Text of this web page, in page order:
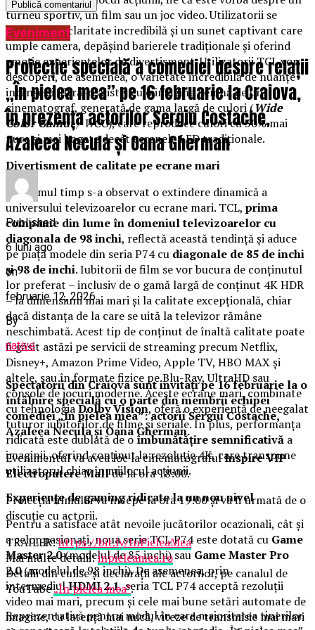
turneu sportiv, un film sau un joc video. Utilizatorii se
bucură de o claritate incredibilă și un sunet captivant care
umple camera, depășind barierele tradiționale și oferind
emoție experiențelor de divertisment. Utilizatorii TCL vor
descoperi, de asemenea, o varietate incredibilă de nuanțe
intense și ultra-realiste, cu o imagine demnă de un
cinematograf, generată de gama largă de culori (Wide
Color Gamut/ WCG), care reproduce culori cu 30% mai
pure și mai bogate decât ecranele LED tradiționale.
Divertisment de calitate pe ecrane mari
În ultimul timp s-a observat o extindere dinamică a
universului televizoarelor cu ecrane mari. TCL, prima
companie din lume în domeniul televizoarelor cu
diagonala de 98 inchi, reflectă această tendință și aduce
pe piață modele din seria P74 cu diagonale de 85 de inchi
și 98 de inchi. Iubitorii de film se vor bucura de conținutul
lor preferat – inclusiv de o gamă largă de conținut 4K HDR
– la dimensiuni mai mari și la calitate excepțională, chiar
dacă distanța de la care se uită la televizor rămâne
neschimbată. Acest tip de conținut de înaltă calitate poate
fi găsit astăzi pe servicii de streaming precum Netflix,
Disney+, Amazon Prime Video, Apple TV, HBO MAX și
altele, sau în formate fizice pe Blu-Ray, UltraHD sau
console de jocuri moderne. Aceste ecrane mari, combinate
cu tehnologiaDolby Vision, oferă o experiență de neegalat
tuturor iubitorilor de filme și seriale. În plus, performanța
ridicată este dublată de o îmbunătățire semnificativă a
imaginii, oferind conținut la rezoluție 4K, care transpune
utilizatorul chiar în mijlocul acțiunii.
Experiențe de gaming ridicate la un nou nivel
Pentru a satisface atât nevoile jucătorilor ocazionali, cât și
a celor pasionați, noua serie TCL P74 este dotată cu Game
Master 2.0(modelul de 85 inchi) sau Game Master Pro
2.0(modelul de 98 inchi). De asemenea, prin
intermediulHDMI 2.1,seria TCL P74 acceptă rezoluții
video mai mari, precum și cele mai bune setări automate de
imagine, cu latență mai mică, viteze de transmisie mai mari
Eveniment
Proiecție specială a comediei despre relații
„În pielea mea” pe 16 februarie la Craiova,
în prezența actorilor Sergiu Costache,
Azaleea Necula și Oana Gherman
Published
6 luni ago
on
februarie 12, 2026
By
native
Spectatorii din Craiova sunt invitați pe 16 februarie la o
întâlnire specială cu o parte din membrii echipei
comediei „În pielea mea”: actorii Sergiu Costache,
Azaleea Necula și Oana Gherman.
Evenimentul va avea loc la cinematografulInspire VIP
Electroputere Mallde la ora 18:00.
Proiecția filmului va începe la ora 19:00 și va fi urmată de o
discuție cu actorii.
TRAILER:https://bit.ly/InPieleaMea
Mai multe detalii:inpieleamea.ro
Detalii din culise și declarații ale actorilor, pe canalul de
YouTube„În pielea mea”.
Reprezentativă pentru modul în care majoritatea tinerilor